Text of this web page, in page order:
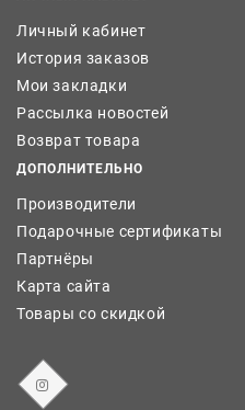
Личный кабинет
История заказов
Мои закладки
Рассылка новостей
Возврат товара
ДОПОЛНИТЕЛЬНО
Производители
Подарочные сертификаты
Партнёры
Карта сайта
Товары со скидкой